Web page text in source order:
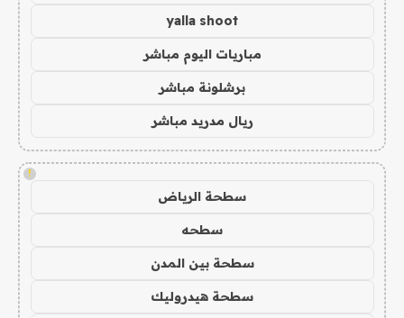
yalla shoot
مباريات اليوم مباشر
برشلونة مباشر
ريال مدريد مباشر
!
سطحة الرياض
سطحه
سطحة بين المدن
سطحة هيدروليك